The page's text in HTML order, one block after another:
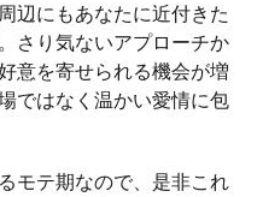
辺にもあなたに近付きた
さり気ないアプローチか
意を寄せられる機会が増
ではなく温かい愛情に包
モテ期なので、是非これ